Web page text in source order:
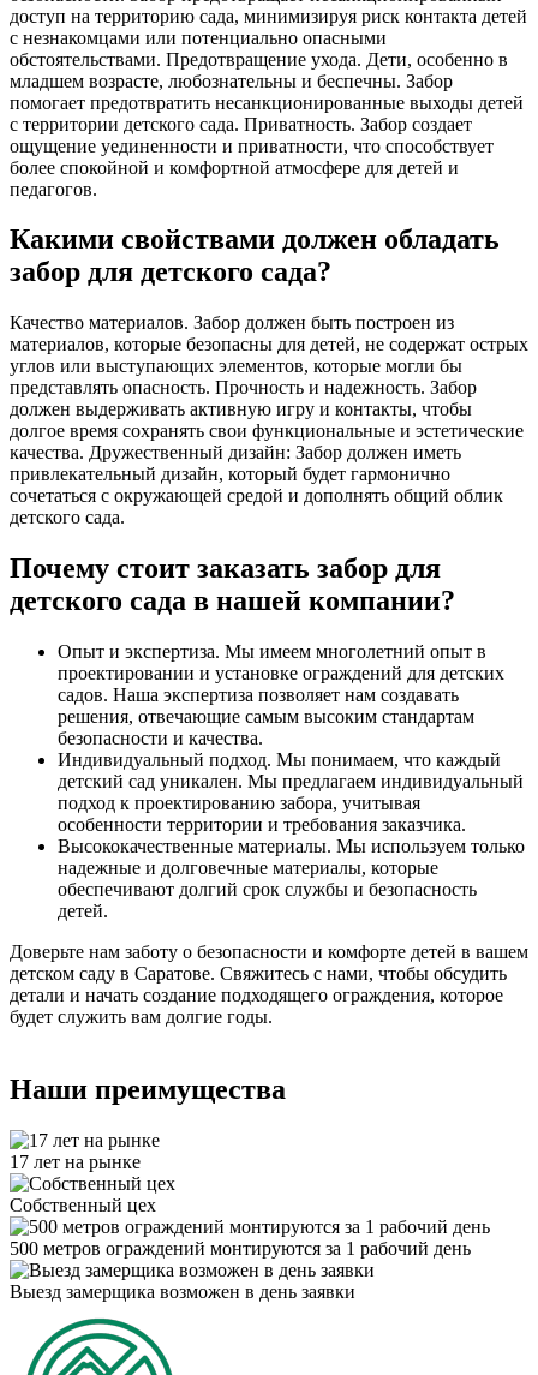
доступ на территорию сада, минимизируя риск контакта детей
с незнакомцами или потенциально опасными
обстоятельствами. Предотвращение ухода. Дети, особенно в
младшем возрасте, любознательны и беспечны. Забор
помогает предотвратить несанкционированные выходы детей
с территории детского сада. Приватность. Забор создает
ощущение уединенности и приватности, что способствует
более спокойной и комфортной атмосфере для детей и
педагогов.
Какими свойствами должен обладать
забор для детского сада?
Качество материалов. Забор должен быть построен из
материалов, которые безопасны для детей, не содержат острых
углов или выступающих элементов, которые могли бы
представлять опасность. Прочность и надежность. Забор
должен выдерживать активную игру и контакты, чтобы
долгое время сохранять свои функциональные и эстетические
качества. Дружественный дизайн: Забор должен иметь
привлекательный дизайн, который будет гармонично
сочетаться с окружающей средой и дополнять общий облик
детского сада.
Почему стоит заказать забор для
детского сада в нашей компании?
Опыт и экспертиза. Мы имеем многолетний опыт в
проектировании и установке ограждений для детских
садов. Наша экспертиза позволяет нам создавать
решения, отвечающие самым высоким стандартам
безопасности и качества.
Индивидуальный подход. Мы понимаем, что каждый
детский сад уникален. Мы предлагаем индивидуальный
подход к проектированию забора, учитывая
особенности территории и требования заказчика.
Высококачественные материалы. Мы используем только
надежные и долговечные материалы, которые
обеспечивают долгий срок службы и безопасность
детей.
Доверьте нам заботу о безопасности и комфорте детей в вашем
детском саду в Саратове. Свяжитесь с нами, чтобы обсудить
детали и начать создание подходящего ограждения, которое
будет служить вам долгие годы.
Наши преимущества
17 лет на рынке
Собственный цех
500 метров ограждений монтируются за 1 рабочий день
Выезд замерщика возможен в день заявки